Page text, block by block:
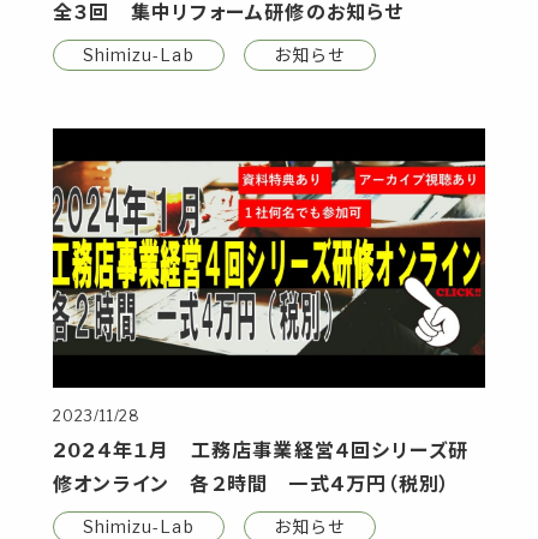
全３回 集中リフォーム研修のお知らせ
Shimizu-Lab お知らせ
2023/11/28
2024年１月 工務店事業経営４回シリーズ研
修オンライン 各２時間 一式4万円（税別）
Shimizu-Lab お知らせ